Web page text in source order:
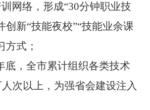
网络，形成“30分钟职业技
创新“技能夜校”“技能业余课
方式；
底，全市累计组织各类技术
次以上，为强省会建设注入